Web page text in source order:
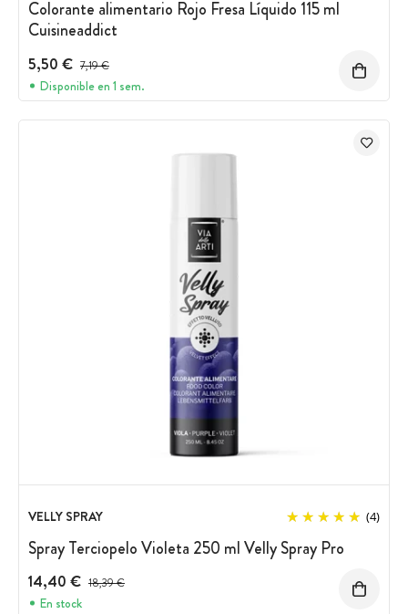
Colorante alimentario Rojo Fresa Líquido 115 ml
Cuisineaddict
5,50 € Precio antes del descuento
7,19 €
Disponible en 1 sem.
VELLY SPRAY (4)
Spray Terciopelo Violeta 250 ml Velly Spray Pro
14,40 € Precio antes del descuento
18,39 €
En stock